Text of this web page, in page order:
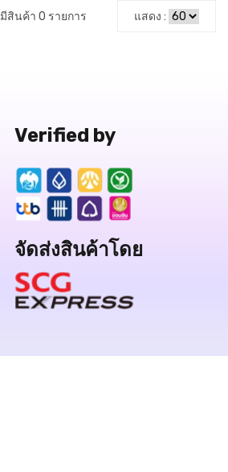
มีสินค้า 0 รายการ แสดง :
Verified by
จัดส่งสินค้าโดย